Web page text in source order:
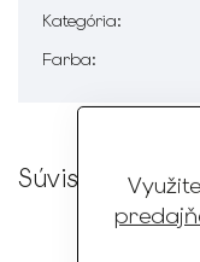
Kategória:
Farba:
Súvisiaci tovar